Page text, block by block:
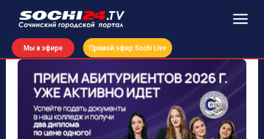
Мы в эфире Прямой эфир Sochi Live